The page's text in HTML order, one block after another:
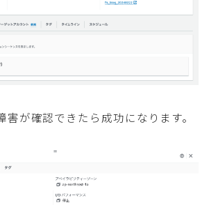
が確認できたら成功になります。